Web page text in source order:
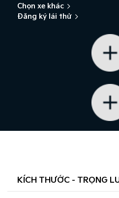
Chọn xe khác
Đăng ký lái thử
KÍCH THƯỚC - TRỌNG